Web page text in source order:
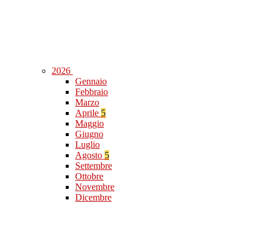
2026
Gennaio
Febbraio
Marzo
Aprile 5
Maggio
Giugno
Luglio
Agosto 5
Settembre
Ottobre
Novembre
Dicembre